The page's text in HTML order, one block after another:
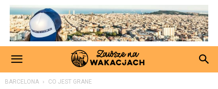
BARCELONA CO JEST GRANE